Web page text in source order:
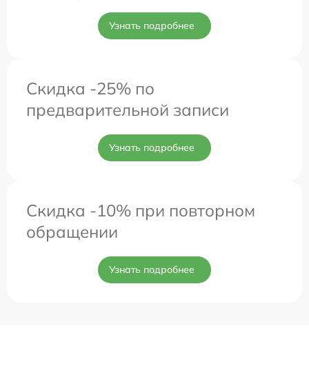
Узнать подробнее
Скидка -25% по
предварительной записи
Узнать подробнее
Скидка -10% при повторном
обращении
Узнать подробнее